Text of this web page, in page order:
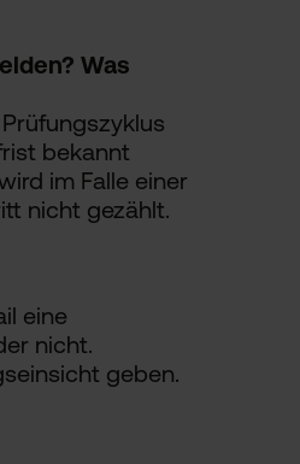
Was
bekannt
im Falle einer
nicht gezählt.
eine
nicht.
geben.